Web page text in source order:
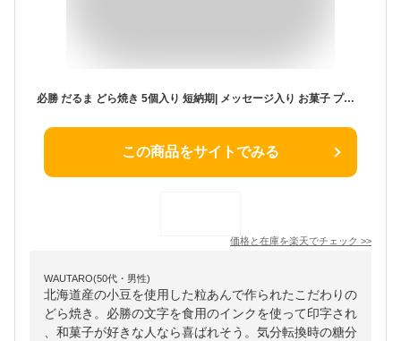
必勝 だるま どら焼き 5個入り 短納期| メッセージ入り お菓子 プレゼント メッセージ 和菓子 ギフト スイーツ 合格 祈願 受験 受験生 どらやき 応援 サプライズ 贈り物 ダルマ 達磨 試合 かわいい 合格祈願 グッズ どら焼 合格祈願グッズ 個包装 文字入り
この商品をサイトでみる
価格と在庫を楽天でチェック >>
WAUTARO(50代・男性)
北海道産の小豆を使用した粒あんで作られたこだわりの
どら焼き。必勝の文字を食用のインクを使って印字され
、和菓子が好きな人なら喜ばれそう。気分転換時の糖分